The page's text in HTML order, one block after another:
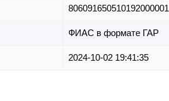
806091650510192000001
ФИАС в формате ГАР
2024-10-02 19:41:35